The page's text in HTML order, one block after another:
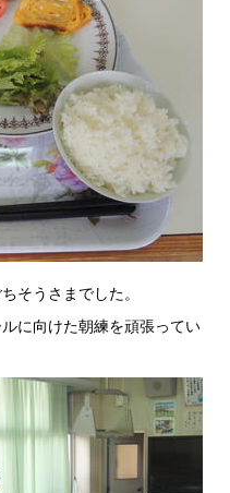
そうさまでした。
に向けた朝練を頑張ってい